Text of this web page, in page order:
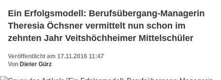
Ein Erfolgsmodell: Berufsübergang-Managerin
Theresia Öchsner vermittelt nun schon im
zehnten Jahr Veitshöchheimer Mittelschüler
Veröffentlicht am 17.11.2016 11:47
Von Dieter Gürz